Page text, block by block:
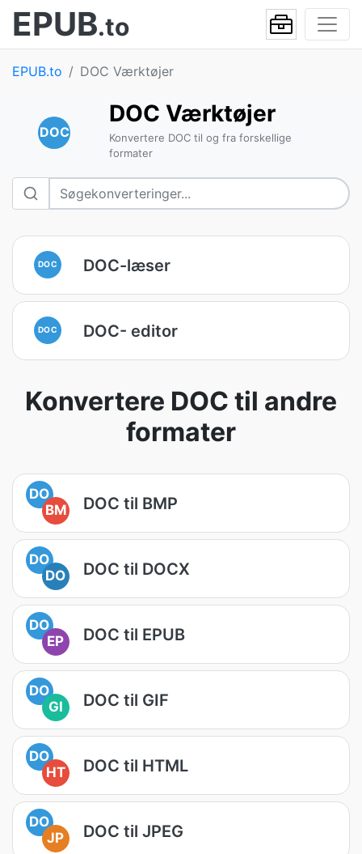
EPUB.to
EPUB.to DOC Værktøjer
DOC
DOC Værktøjer
Konvertere DOC til og fra forskellige
formater
DOC DOC-læser
DOC DOC- editor
Konvertere DOC til andre
formater
DO
BM
DOC til BMP
DO
DO
DOC til DOCX
DO
EP
DOC til EPUB
DO
GI
DOC til GIF
DO
HT
DOC til HTML
DO
JP
DOC til JPEG